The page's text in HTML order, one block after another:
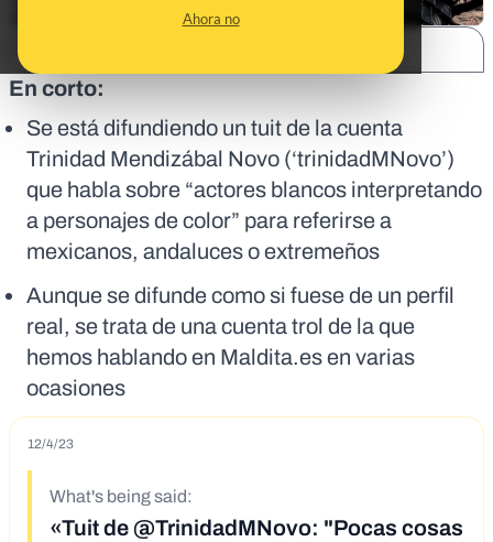
Ahora no
En corto:
Se está difundiendo un tuit de la cuenta
Trinidad Mendizábal Novo (‘trinidadMNovo’)
que habla sobre “actores blancos interpretando
a personajes de color” para referirse a
mexicanos, andaluces o extremeños
Aunque se difunde como si fuese de un perfil
real, se trata de una cuenta trol de la que
hemos hablando en Maldita.es en varias
ocasiones
12/4/23
What's being said:
«Tuit de @TrinidadMNovo: "Pocas cosas